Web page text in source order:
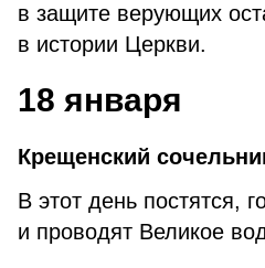
в защите верующих
в истории Церкви.
18 января
Крещенский
В этот день постятся,
и проводят Великое